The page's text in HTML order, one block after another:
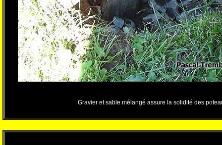
Gravier et sable mélangé assure la solidité des